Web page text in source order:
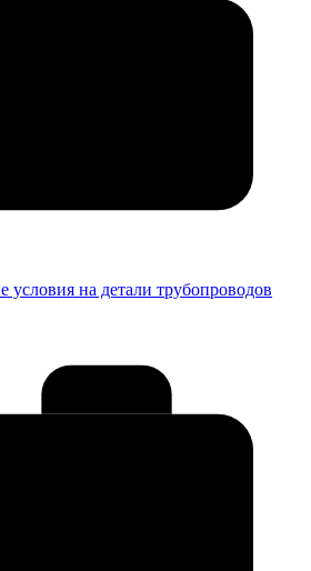
условия на детали трубопроводов